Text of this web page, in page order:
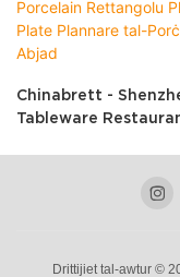
Chinabrett -
Tableware
Drittijiet tal-awtur ©